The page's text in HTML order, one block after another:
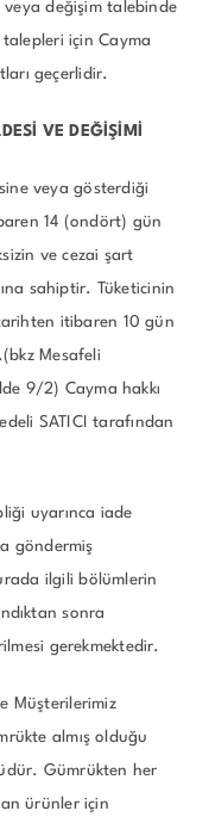
değişim talebinde
için Cayma
geçerlidir.
VE DEĞİŞİMİ
veya gösterdiği
14 (ondört) gün
ve cezai şart
sahiptir. Tüketicinin
itibaren 10 gün
Mesafeli
9/2) Cayma hakkı
SATICI tarafından
uyarınca iade
göndermiş
ilgili bölümlerin
sonra
gerekmektedir.
Müşterilerimiz
almış olduğu
Gümrükten her
ürünler için